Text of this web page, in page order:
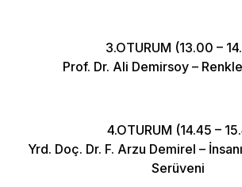
3.OTURUM (13.00 –
Prof. Dr. Ali Demirsoy –
4.OTURUM (14.45 –
Yrd. Doç. Dr. F. Arzu Demirel –
Serüveni